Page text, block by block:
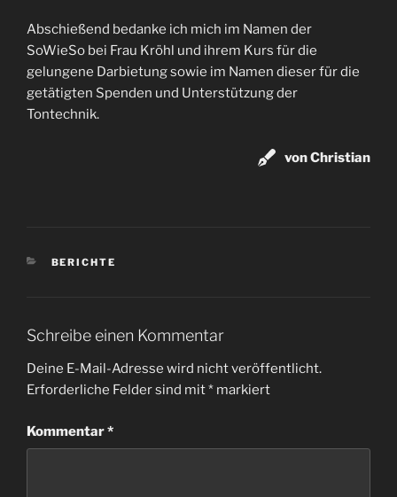
Abschießend bedanke ich mich im Namen der
SoWieSo bei Frau Kröhl und ihrem Kurs für die
gelungene Darbietung sowie im Namen dieser für die
getätigten Spenden und Unterstützung der
Tontechnik.
von Christian
KATEGORIEN
BERICHTE
Schreibe einen Kommentar
Deine E-Mail-Adresse wird nicht veröffentlicht.
Erforderliche Felder sind mit* markiert
Kommentar*